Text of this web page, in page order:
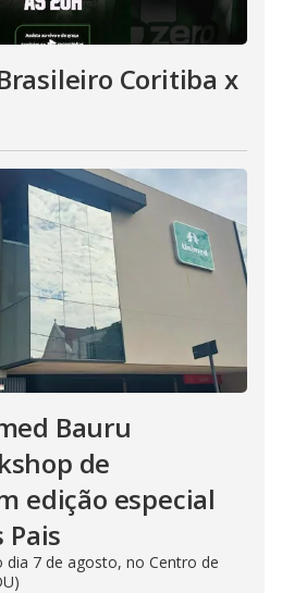
Coritiba x
Bauru
de
edição especial
Pais
dia 7 de agosto, no Centro de